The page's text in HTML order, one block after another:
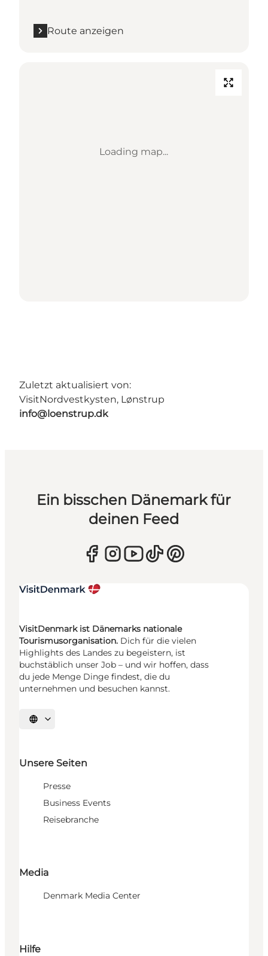
Route anzeigen
Loading map...
Zuletzt aktualisiert von:
VisitNordvestkysten, Lønstrup
info@loenstrup.dk
Ein bisschen Dänemark für
deinen Feed
VisitDenmark ist Dänemarks nationale
Tourismusorganisation. Dich für die vielen
Highlights des Landes zu begeistern, ist
buchstäblich unser Job – und wir hoffen, dass
du jede Menge Dinge findest, die du
unternehmen und besuchen kannst.
Sprache auswählen
Unsere Seiten
Presse
Business Events
Reisebranche
Media
Denmark Media Center
Hilfe